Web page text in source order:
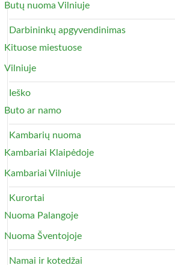
Butų nuoma Vilniuje
Darbininkų apgyvendinimas
Kituose miestuose
Vilniuje
Ieško
Buto ar namo
Kambarių nuoma
Kambariai Klaipėdoje
Kambariai Vilniuje
Kurortai
Nuoma Palangoje
Nuoma Šventojoje
Namai ir kotedžai